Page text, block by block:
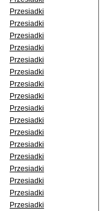
Przesiadki
Przesiadki
Przesiadki
Przesiadki
Przesiadki
Przesiadki
Przesiadki
Przesiadki
Przesiadki
Przesiadki
Przesiadki
Przesiadki
Przesiadki
Przesiadki
Przesiadki
Przesiadki
Przesiadki